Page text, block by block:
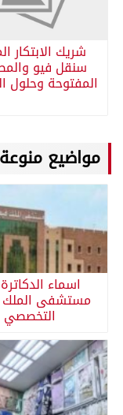
شريك الابتكار
سنقل فيو
المفتوحة وحلول
مواضيع منوعة
اسماء
مستشفى
التخصصي